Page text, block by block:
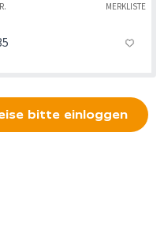
MERKLISTE
bitte einloggen